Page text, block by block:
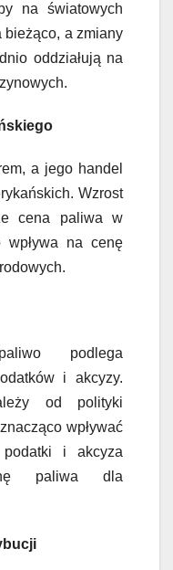
na światowych
bieżąco, a zmiany
oddziałują na
a jego handel
Wzrost
cena paliwa w
wpływa na cenę
podlega
i akcyzy.
od polityki
wpływać
i akcyza
paliwa dla